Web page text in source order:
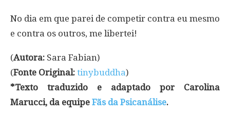
No dia em que parei de competir contra eu mesmo
e contra os outros, me libertei!
(Autora: Sara Fabian)
(Fonte Original: tinybuddha)
*Texto traduzido e adaptado por Carolina
Marucci, da equipe Fãs da Psicanálise.